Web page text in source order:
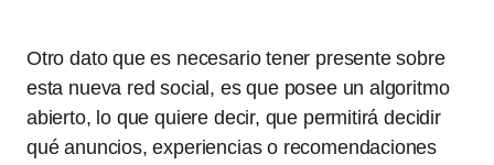
Otro dato que es necesario tener presente sobre
esta nueva red social, es que posee un algoritmo
abierto, lo que quiere decir, que permitirá decidir
qué anuncios, experiencias o recomendaciones